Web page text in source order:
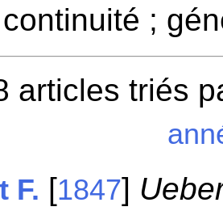
continuité ;
articles triés
F. [1847]